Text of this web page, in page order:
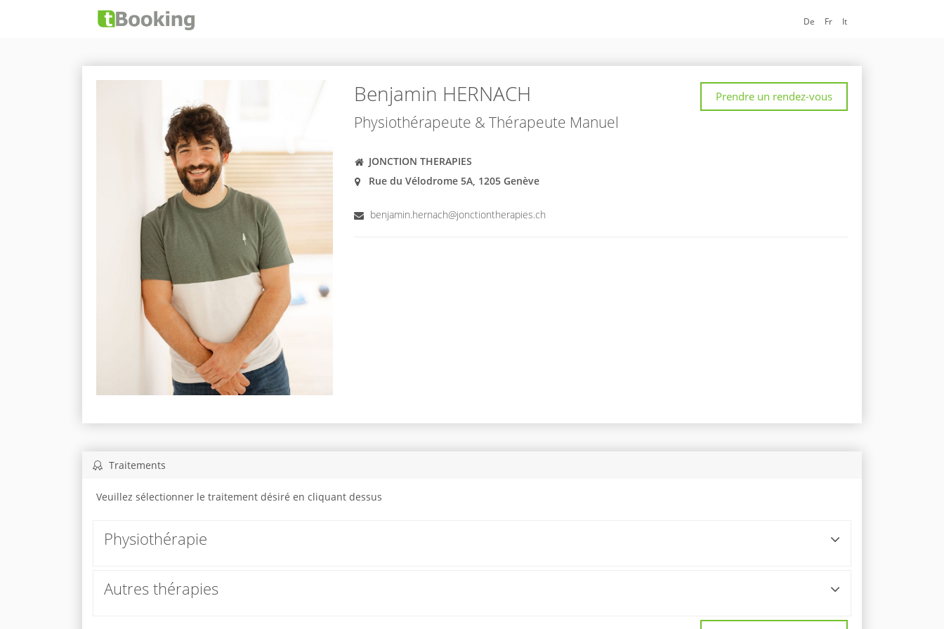
De Fr It
Benjamin HERNACH Prendre un rendez-vous
Physiothérapeute & Thérapeute Manuel
JONCTION THERAPIES
Rue du Vélodrome 5A, 1205 Genève
benjamin.hernach@jonctiontherapies.ch
Traitements
Veuillez sélectionner le traitement désiré en cliquant dessus
Physiothérapie
Autres thérapies